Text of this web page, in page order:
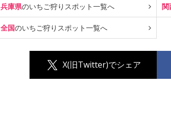
兵庫県のいちご狩り スポット一覧へ 関
全国のいちご狩り スポット一覧へ
X(旧Twitter)でシェア